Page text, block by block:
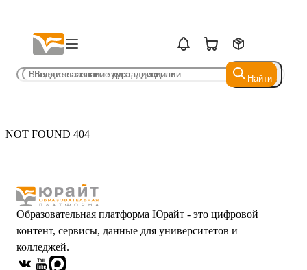
Найти
Найти
NOT FOUND 404
Образовательная платформа Юрайт - это цифровой
контент, сервисы, данные для университетов и
колледжей.